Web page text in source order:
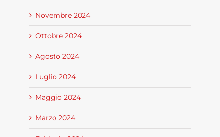
Novembre 2024
Ottobre 2024
Agosto 2024
Luglio 2024
Maggio 2024
Marzo 2024